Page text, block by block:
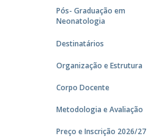
Pós- Graduação em
Neonatologia
Destinatários
Organização e Estrutura
Corpo Docente
Metodologia e Avaliação
Preço e Inscrição 2026/27